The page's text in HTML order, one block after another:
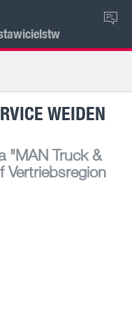
PL
WEIDEN
"MAN Truck &
Vertriebsregion